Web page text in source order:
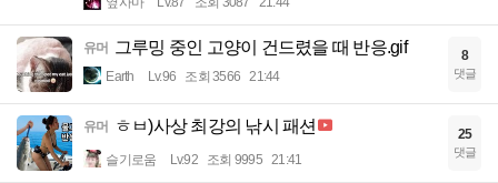
유머 그루밍 중인 고양이 건드렸을 때 반응.gif
Earth Lv.96 조회 3566 21:44
8
댓글
유머 ㅎㅂ)사상 최강의 낚시 패션
슬기로움 Lv.92 조회 9995 21:41
25
댓글